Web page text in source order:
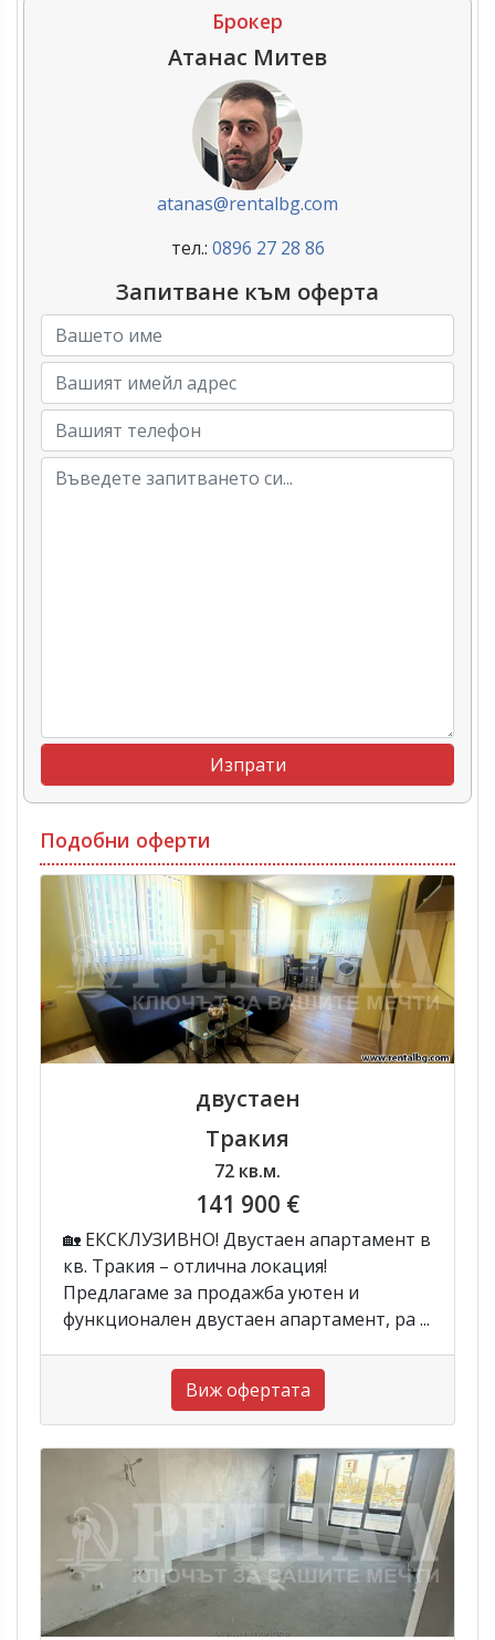
Брокер
Атанас Митев
atanas@rentalbg.com
тел.: 0896 27 28 86
Запитване към оферта
Подобни оферти
двустаен
Тракия
72 кв.м.
141 900 €
🏡 ЕКСКЛУЗИВНО! Двустаен апартамент в
кв. Тракия – отлична локация!
Предлагаме за продажба уютен и
функционален двустаен апартамент, ра ...
Виж офертата